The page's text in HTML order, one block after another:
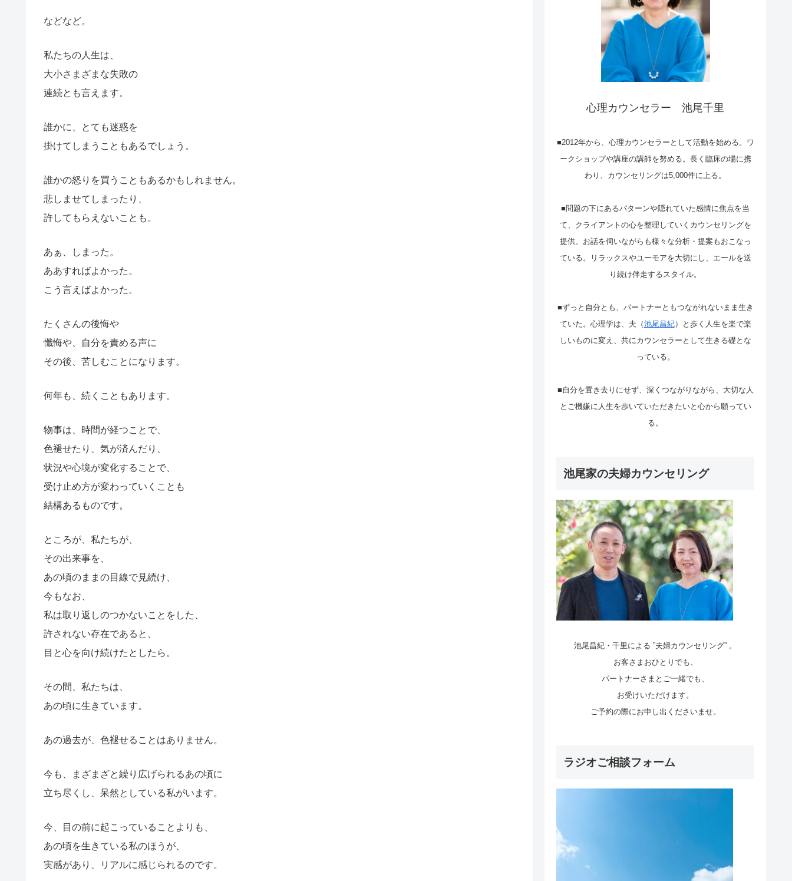
などなど。
私たちの人生は、
大小さまざまな失敗の
連続とも言えます。
誰かに、とても迷惑を
掛けてしまうこともあるでしょう。
誰かの怒りを買うこともあるかもしれません。
悲しませてしまったり、
許してもらえないことも。
あぁ、しまった。
ああすればよかった。
こう言えばよかった。
たくさんの後悔や
懺悔や、自分を責める声に
その後、苦しむことになります。
何年も、続くこともあります。
物事は、時間が経つことで、
色褪せたり、気が済んだり、
状況や心境が変化することで、
受け止め方が変わっていくことも
結構あるものです。
ところが、私たちが、
その出来事を、
あの頃のままの目線で見続け、
今もなお、
私は取り返しのつかないことをした、
許されない存在であると、
目と心を向け続けたとしたら。
その間、私たちは、
あの頃に生きています。
あの過去が、色褪せることはありません。
今も、まざまざと繰り広げられるあの頃に
立ち尽くし、呆然としている私がいます。
今、目の前に起こっていることよりも、
あの頃を生きている私のほうが、
実感があり、リアルに感じられるのです。
心理カウンセラー 池尾千里
■2012年から、心理カウンセラーとして活動を始める。ワ
ークショップや講座の講師を努める。長く臨床の場に携
わり、カウンセリングは5,000件に上る。
■問題の下にあるパターンや隠れていた感情に焦点を当
て、クライアントの心を整理していくカウンセリングを
提供。お話を伺いながらも様々な分析・提案もおこなっ
ている。リラックスやユーモアを大切にし、エールを送
り続け伴走するスタイル。
■ずっと自分とも、パートナーともつながれないまま生き
ていた。心理学は、夫（池尾昌紀）と歩く人生を楽で楽
しいものに変え、共にカウンセラーとして生きる礎とな
っている。
■自分を置き去りにせず、深くつながりながら、大切な人
とご機嫌に人生を歩いていただきたいと心から願ってい
る。
池尾家の夫婦カウンセリング
池尾昌紀・千里による ”夫婦カウンセリング” 。
お客さまおひとりでも、
パートナーさまとご一緒でも、
お受けいただけます。
ご予約の際にお申し出くださいませ。
ラジオご相談フォーム